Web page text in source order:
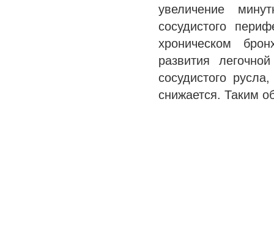
увеличение
сосудистого
хроническом
развития
сосудистого
снижается. Таким